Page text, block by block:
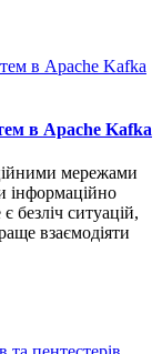
в Apache Kafka
мережами
інформаційно
ситуацій,
взаємодіяти